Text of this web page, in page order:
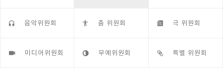
음악위원회 춤 위원회 극 위원회
미디어위원회 무예위원회 특별 위원회